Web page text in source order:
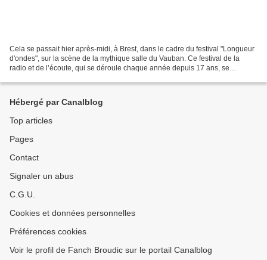
Cela se passait hier après-midi, à Brest, dans le cadre du festival "Longueur
d'ondes", sur la scène de la mythique salle du Vauban. Ce festival de la
radio et de l’écoute, qui se déroule chaque année depuis 17 ans, se
Hébergé par Canalblog
Top articles
Pages
Contact
Signaler un abus
C.G.U.
Cookies et données personnelles
Préférences cookies
Voir le profil de Fanch Broudic sur le portail Canalblog